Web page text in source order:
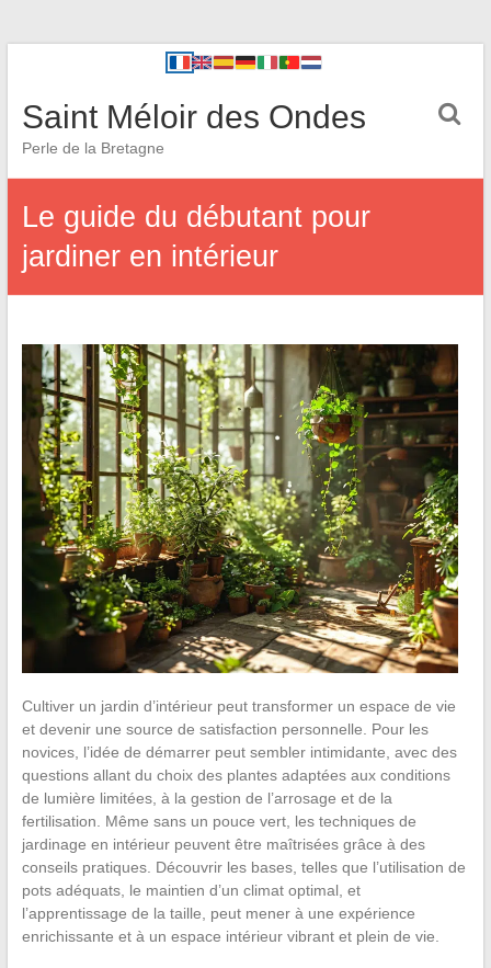
Saint Méloir des Ondes
Perle de la Bretagne
Le guide du débutant pour
jardiner en intérieur
Cultiver un jardin d’intérieur peut transformer un espace de vie
et devenir une source de satisfaction personnelle. Pour les
novices, l’idée de démarrer peut sembler intimidante, avec des
questions allant du choix des plantes adaptées aux conditions
de lumière limitées, à la gestion de l’arrosage et de la
fertilisation. Même sans un pouce vert, les techniques de
jardinage en intérieur peuvent être maîtrisées grâce à des
conseils pratiques. Découvrir les bases, telles que l’utilisation de
pots adéquats, le maintien d’un climat optimal, et
l’apprentissage de la taille, peut mener à une expérience
enrichissante et à un espace intérieur vibrant et plein de vie.